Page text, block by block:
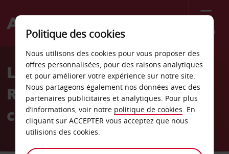
Menu
Welcome
AvisLocation de voiture Car
Rentals Inc
concessionnaire Avis
Politique des cookies
Nous utilisons des cookies pour vous proposer des
offres personnalisées, pour des raisons analytiques
et pour améliorer votre expérience sur notre site.
Nous partageons également nos données avec des
partenaires publicitaires et analytiques. Pour plus
d’informations, voir notre politique de cookies. En
cliquant sur ACCEPTER vous acceptez que nous
utilisions des cookies.